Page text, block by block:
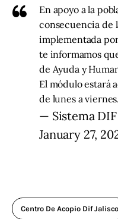
En apoyo a la
consecuencia de
implementada
te informamos
de Ayuda y
El módulo estará
de lunes a viernes.
— Sistema DIF
January 27,
Centro De Acopio Dif Jalisco